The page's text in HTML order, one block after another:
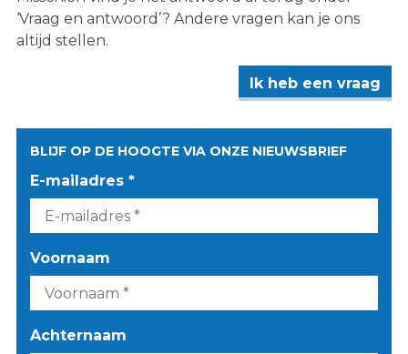
‘Vraag en antwoord’? Andere vragen kan je ons
altijd stellen.
Ik heb een vraag
BLIJF OP DE HOOGTE VIA ONZE NIEUWSBRIEF
E-mailadres *
Voornaam
Achternaam